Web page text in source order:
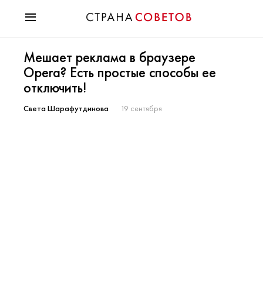
Мода
Звезды
Гороскопы
Здоровье
Мешает реклама в браузере
Opera? Есть простые способы ее
отключить!
Света Шарафутдинова 19 сентября